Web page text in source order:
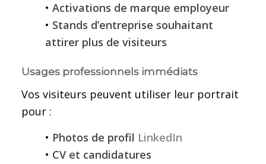
• Activations de marque employeur
• Stands d’entreprise souhaitant
attirer plus de visiteurs
Usages professionnels immédiats
Vos visiteurs peuvent utiliser leur portrait
pour :
• Photos de profil LinkedIn
• CV et candidatures